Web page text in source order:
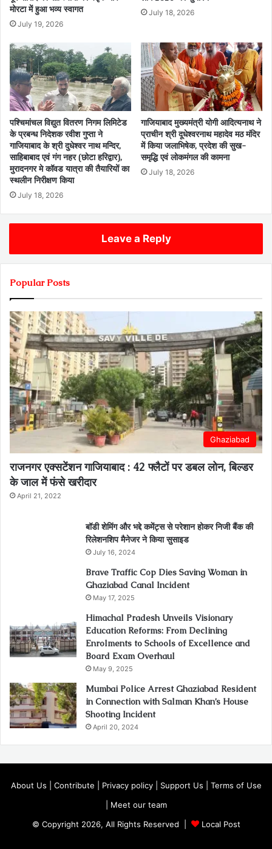
मोरटा में हुआ भव्य स्वागत
July 19, 2026
July 18, 2026
पश्चिमांचल विद्युत वितरण निगम लिमिटेड
के प्रबन्ध निदेशक रवीश गुप्ता ने
गाजियाबाद के श्री दुधेश्वर नाथ मन्दिर,
साहिबाबाद एवं गंग नहर (छोटा हरिद्वार),
मुरादनगर मे कॉवड यात्रा की तैयारियों का
स्थलीन निरीक्षण किया
July 18, 2026
गाजियाबाद मुख्यमंत्री योगी आदित्यनाथ ने
प्राचीन श्री दूधेश्वरनाथ महादेव मठ मंदिर
में किया जलाभिषेक, प्रदेश की सुख-
समृद्धि एवं लोकमंगल की कामना
July 18, 2026
Leave a Reply
Popular Posts
Ghaziabad
राजनगर एक्सटेंशन गाजियाबाद : 42 फ्लैटों पर डबल लोन, बिल्डर
के जाल में फंसे खरीदार
April 21, 2022
बॉडी शेमिंग और भद्दे कमेंट्स से परेशान होकर निजी बैंक की
रिलेशनशिप मैनेजर ने किया सुसाइड
July 16, 2024
Brave Traffic Cop Dies Saving Woman in
Ghaziabad Canal Incident
May 17, 2025
Himachal Pradesh Unveils Visionary
Education Reforms: From Declining
Enrolments to Schools of Excellence and
Board Exam Overhaul
May 9, 2025
Mumbai Police Arrest Ghaziabad Resident
in Connection with Salman Khan’s House
Shooting Incident
April 20, 2024
About Us Contribute Privacy policy| Support Us
Terms of Use
Meet our team
© Copyright 2026, All Rights Reserved |
Local Post